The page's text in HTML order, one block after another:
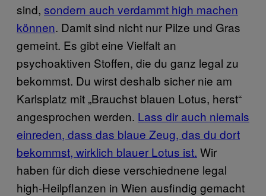
sind, sondern auch verdammt high machen
können. Damit sind nicht nur Pilze und Gras
gemeint. Es gibt eine Vielfalt an
psychoaktiven Stoffen, die du ganz legal zu
bekommst. Du wirst deshalb sicher nie am
Karlsplatz mit „Brauchst blauen Lotus, herst“
angesprochen werden. Lass dir auch niemals
einreden, dass das blaue Zeug, das du dort
bekommst, wirklich blauer Lotus ist. Wir
haben für dich diese verschiednene legal
high-Heilpflanzen in Wien ausfindig gemacht